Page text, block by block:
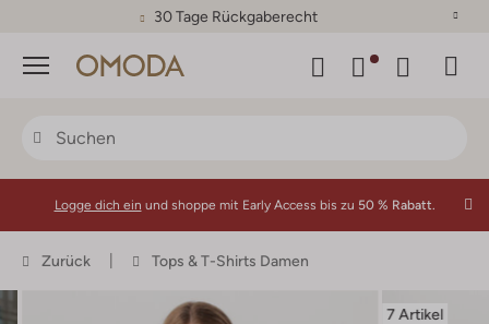
30 Tage Rückgaberecht
Menü
Logge dich ein und shoppe mit Early Access bis zu 50 % Rabatt.
Zurück Tops & T-Shirts Damen
7 Artikel